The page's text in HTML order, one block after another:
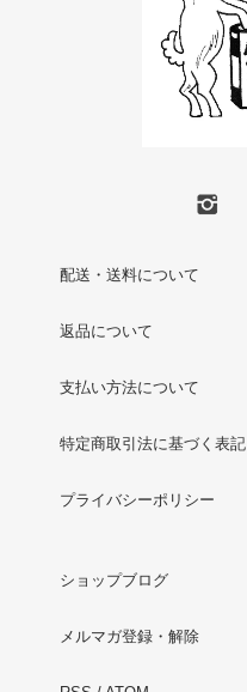
配送・送料について
返品について
支払い方法について
特定商取引法に基づく表記
プライバシーポリシー
ショップブログ
メルマガ登録・解除